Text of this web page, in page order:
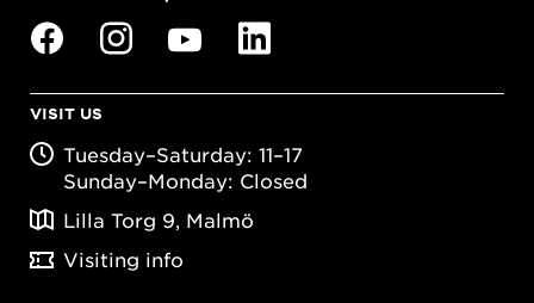
VISIT US
Tuesday–Saturday: 11–17
Sunday–Monday: Closed
Lilla Torg 9, Malmö
Visiting info